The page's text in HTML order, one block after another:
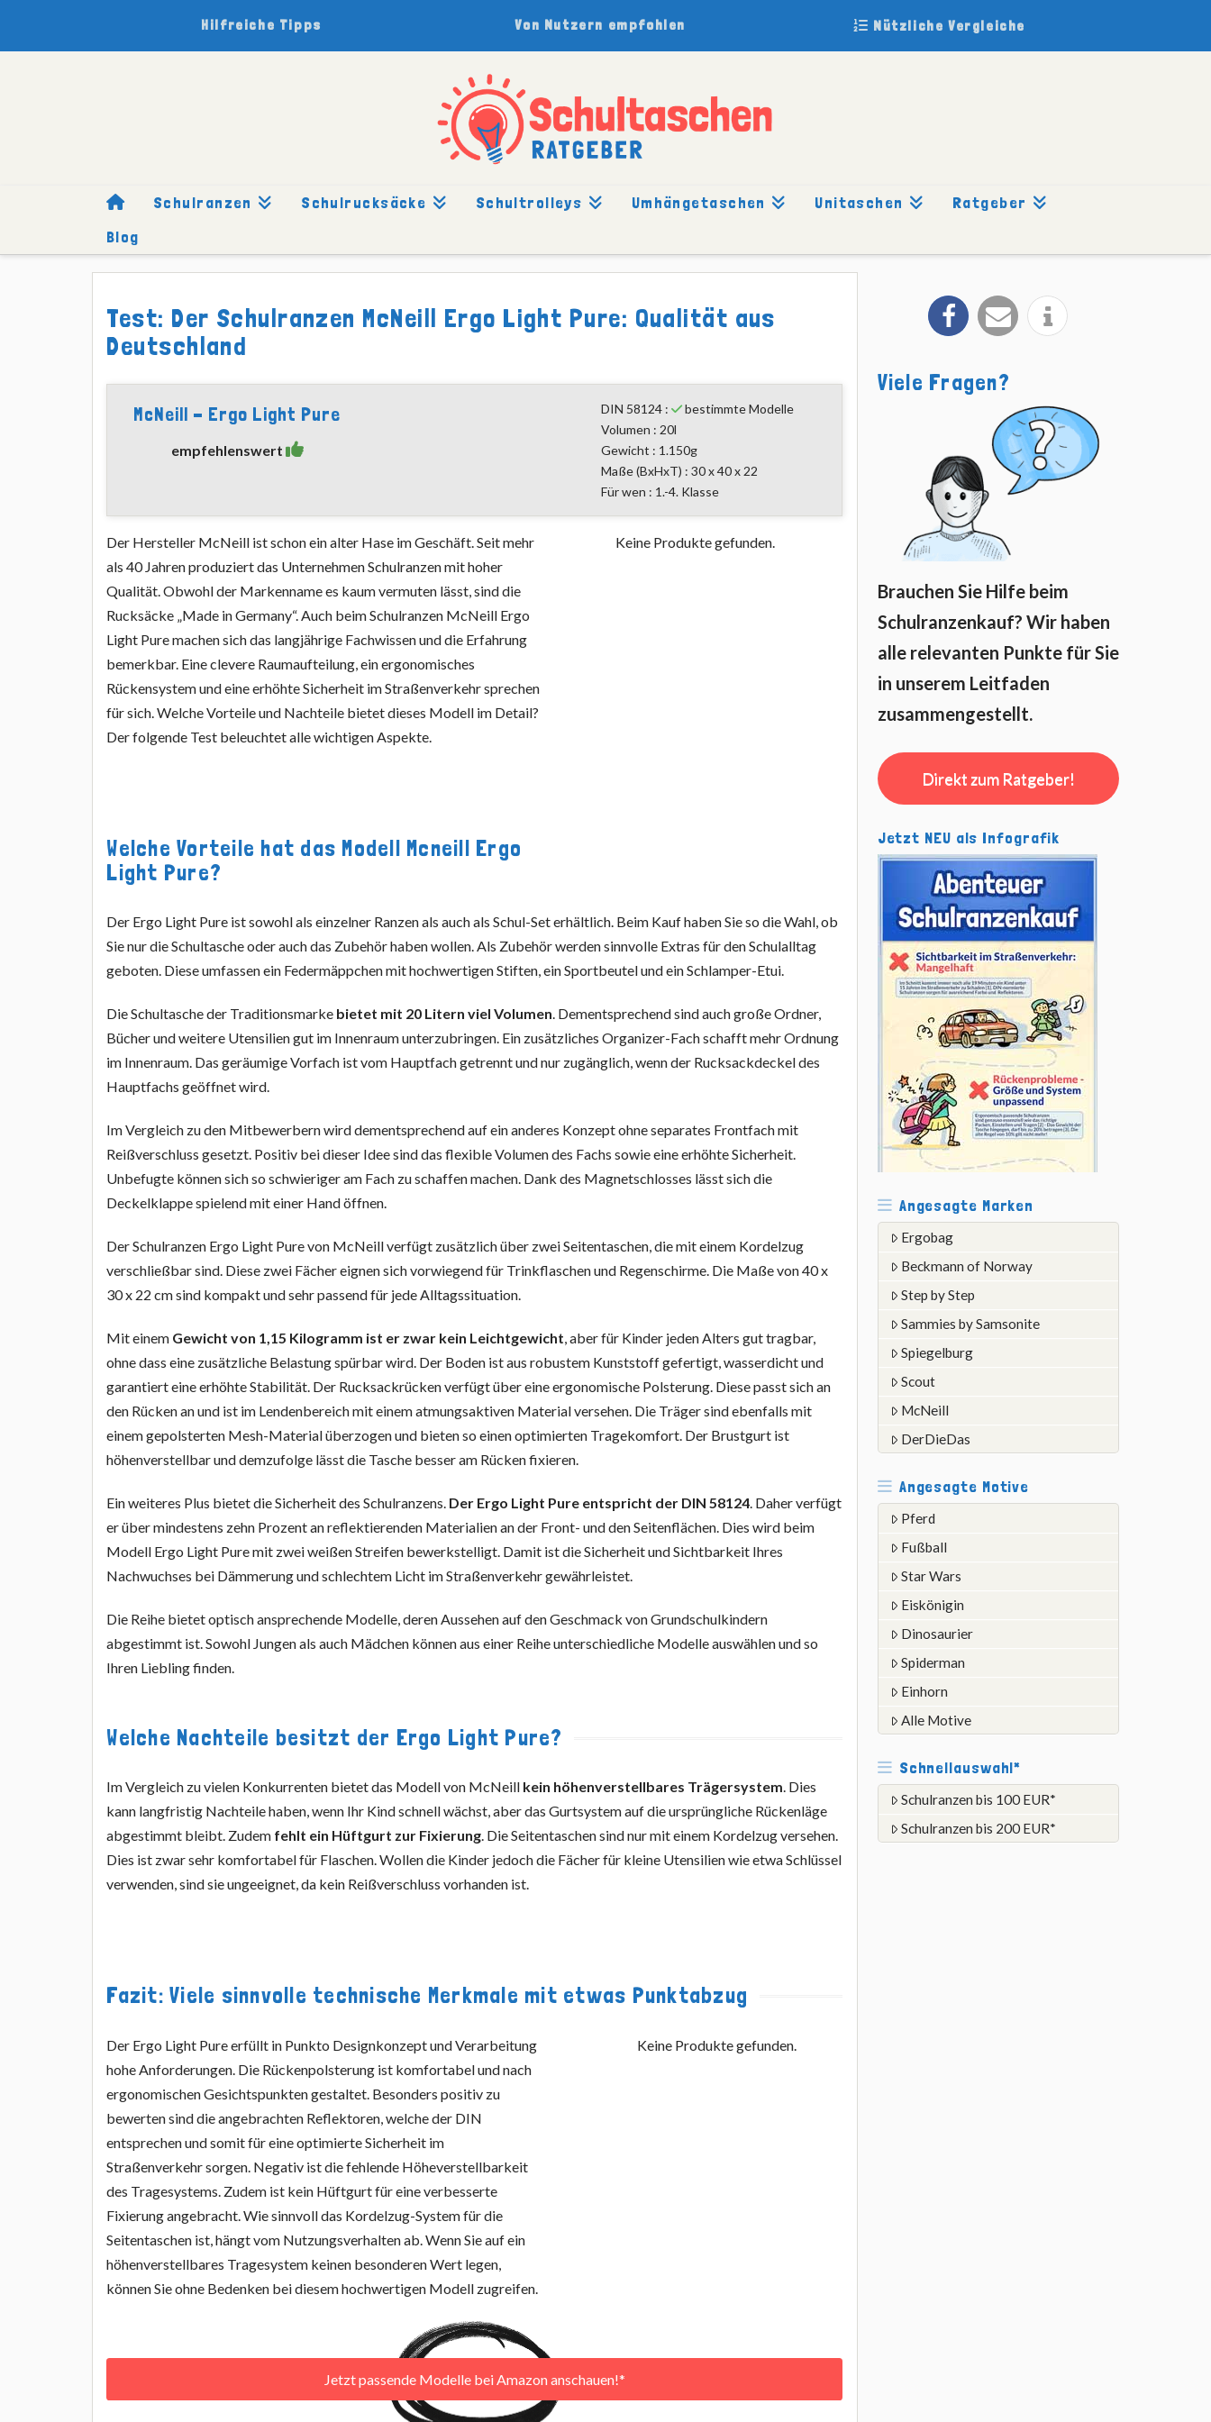
Hilfreiche Tipps Von Nutzern empfohlen Nützliche Vergleiche
Schulranzen Schulrucksäcke Schultrolleys Umhängetaschen Unitaschen
Ratgeber
Blog
HOMESCHULRANZEN
Test: Der Schulranzen McNeill Ergo Light Pure: Qualität aus
Deutschland
McNeill - Ergo Light Pure
empfehlenswert
DIN 58124 :
bestimmte Modelle
Volumen : 20l
Gewicht : 1.150g
Maße (BxHxT) : 30 x 40 x 22
Für wen : 1.-4. Klasse
Der Hersteller McNeill ist schon ein alter Hase im Geschäft. Seit mehr
als 40 Jahren produziert das Unternehmen Schulranzen mit hoher
Qualität. Obwohl der Markenname es kaum vermuten lässt, sind die
Rucksäcke „Made in Germany“. Auch beim Schulranzen McNeill Ergo
Light Pure machen sich das langjährige Fachwissen und die Erfahrung
bemerkbar. Eine clevere Raumaufteilung, ein ergonomisches
Rückensystem und eine erhöhte Sicherheit im Straßenverkehr sprechen
für sich. Welche Vorteile und Nachteile bietet dieses Modell im Detail?
Der folgende Test beleuchtet alle wichtigen Aspekte.
Welche Vorteile hat das Modell Mcneill Ergo
Light Pure?
Keine Produkte gefunden.
Der Ergo Light Pure ist sowohl als einzelner Ranzen als auch als Schul-Set erhältlich. Beim Kauf haben Sie so die Wahl, ob
Sie nur die Schultasche oder auch das Zubehör haben wollen. Als Zubehör werden sinnvolle Extras für den Schulalltag
geboten. Diese umfassen ein Federmäppchen mit hochwertigen Stiften, ein Sportbeutel und ein Schlamper-Etui.
Die Schultasche der Traditionsmarke bietet mit 20 Litern viel Volumen. Dementsprechend sind auch große Ordner,
Bücher und weitere Utensilien gut im Innenraum unterzubringen. Ein zusätzliches Organizer-Fach schafft mehr Ordnung
im Innenraum. Das geräumige Vorfach ist vom Hauptfach getrennt und nur zugänglich, wenn der Rucksackdeckel des
Hauptfachs geöffnet wird.
Im Vergleich zu den Mitbewerbern wird dementsprechend auf ein anderes Konzept ohne separates Frontfach mit
Reißverschluss gesetzt. Positiv bei dieser Idee sind das flexible Volumen des Fachs sowie eine erhöhte Sicherheit.
Unbefugte können sich so schwieriger am Fach zu schaffen machen. Dank des Magnetschlosses lässt sich die
Deckelklappe spielend mit einer Hand öffnen.
Der Schulranzen Ergo Light Pure von McNeill verfügt zusätzlich über zwei Seitentaschen, die mit einem Kordelzug
verschließbar sind. Diese zwei Fächer eignen sich vorwiegend für Trinkflaschen und Regenschirme. Die Maße von 40 x
30 x 22 cm sind kompakt und sehr passend für jede Alltagssituation.
Mit einem Gewicht von 1,15 Kilogramm ist er zwar kein Leichtgewicht, aber für Kinder jeden Alters gut tragbar,
ohne dass eine zusätzliche Belastung spürbar wird. Der Boden ist aus robustem Kunststoff gefertigt, wasserdicht und
garantiert eine erhöhte Stabilität. Der Rucksackrücken verfügt über eine ergonomische Polsterung. Diese passt sich an
den Rücken an und ist im Lendenbereich mit einem atmungsaktiven Material versehen. Die Träger sind ebenfalls mit
einem gepolsterten Mesh-Material überzogen und bieten so einen optimierten Tragekomfort. Der Brustgurt ist
höhenverstellbar und demzufolge lässt die Tasche besser am Rücken fixieren.
Ein weiteres Plus bietet die Sicherheit des Schulranzens. Der Ergo Light Pure entspricht der DIN 58124. Daher verfügt
er über mindestens zehn Prozent an reflektierenden Materialien an der Front- und den Seitenflächen. Dies wird beim
Modell Ergo Light Pure mit zwei weißen Streifen bewerkstelligt. Damit ist die Sicherheit und Sichtbarkeit Ihres
Nachwuchses bei Dämmerung und schlechtem Licht im Straßenverkehr gewährleistet.
Die Reihe bietet optisch ansprechende Modelle, deren Aussehen auf den Geschmack von Grundschulkindern
abgestimmt ist. Sowohl Jungen als auch Mädchen können aus einer Reihe unterschiedliche Modelle auswählen und so
Ihren Liebling finden.
Welche Nachteile besitzt der Ergo Light Pure?
Im Vergleich zu vielen Konkurrenten bietet das Modell von McNeill kein höhenverstellbares Trägersystem. Dies
kann langfristig Nachteile haben, wenn Ihr Kind schnell wächst, aber das Gurtsystem auf die ursprüngliche Rückenläge
abgestimmt bleibt. Zudem fehlt ein Hüftgurt zur Fixierung. Die Seitentaschen sind nur mit einem Kordelzug versehen.
Dies ist zwar sehr komfortabel für Flaschen. Wollen die Kinder jedoch die Fächer für kleine Utensilien wie etwa Schlüssel
verwenden, sind sie ungeeignet, da kein Reißverschluss vorhanden ist.
Fazit: Viele sinnvolle technische Merkmale mit etwas Punktabzug
Der Ergo Light Pure erfüllt in Punkto Designkonzept und Verarbeitung
hohe Anforderungen. Die Rückenpolsterung ist komfortabel und nach
ergonomischen Gesichtspunkten gestaltet. Besonders positiv zu
bewerten sind die angebrachten Reflektoren, welche der DIN
entsprechen und somit für eine optimierte Sicherheit im
Straßenverkehr sorgen. Negativ ist die fehlende Höheverstellbarkeit
des Tragesystems. Zudem ist kein Hüftgurt für eine verbesserte
Fixierung angebracht. Wie sinnvoll das Kordelzug-System für die
Seitentaschen ist, hängt vom Nutzungsverhalten ab. Wenn Sie auf ein
höhenverstellbares Tragesystem keinen besonderen Wert legen,
können Sie ohne Bedenken bei diesem hochwertigen Modell zugreifen.
Keine Produkte gefunden.
Jetzt passende Modelle bei Amazon anschauen!*
Viele Fragen?
Brauchen Sie Hilfe beim
Schulranzenkauf? Wir haben
alle relevanten Punkte für Sie
in unserem Leitfaden
zusammengestellt.
Direkt zum Ratgeber!
Jetzt NEU als Infografik
Angesagte Marken
Ergobag
Beckmann of Norway
Step by Step
Sammies by Samsonite
Spiegelburg
Scout
McNeill
DerDieDas
Angesagte Motive
Pferd
Fußball
Star Wars
Eiskönigin
Dinosaurier
Spiderman
Einhorn
Alle Motive
Schnellauswahl*
Schulranzen bis 100 EUR*
Schulranzen bis 200 EUR*